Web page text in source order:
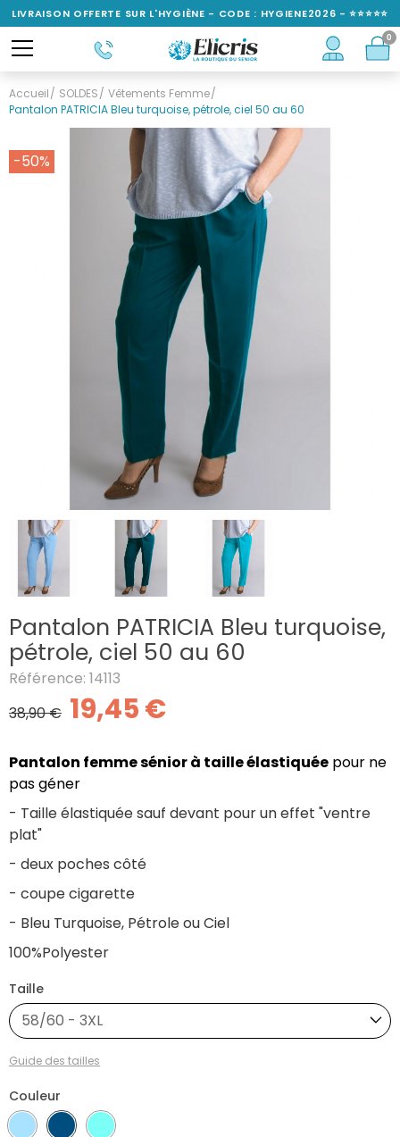
Accueil SOLDES
Vêtements Femme
Pantalon PATRICIA Bleu turquoise, pétrole, ciel 50 au 60
-50%
Pantalon PATRICIA Bleu turquoise,
pétrole, ciel 50 au 60
Référence: 14113
38,90 € 19,45 €
Pantalon femme sénior à taille élastiquée pour ne
pas géner
- Taille élastiquée sauf devant pour un effet "ventre
plat"
- deux poches côté
- coupe cigarette
- Bleu Turquoise, Pétrole ou Ciel
100%Polyester
Couleur
Taille
58/60 - 3XL
Guide des tailles
LIVRAISON OFFERTE SUR L'HYGIÈNE - CODE : HYGIENE2026 - ⭐⭐⭐⭐⭐
NOTÉ 4,6/5
0